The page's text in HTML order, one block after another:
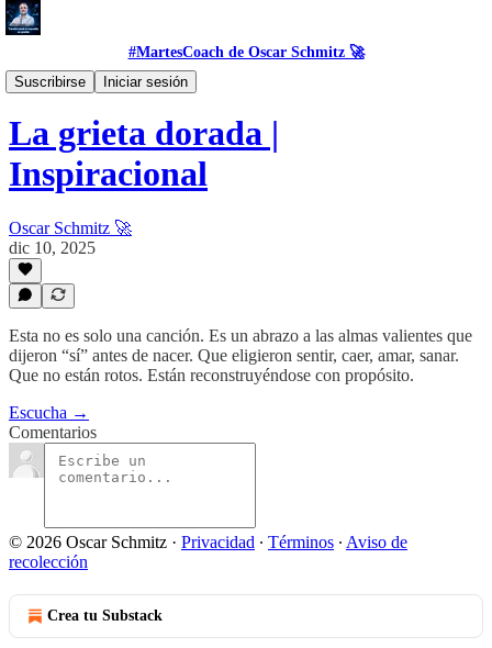
#MartesCoach de Oscar Schmitz 🚀
Suscribirse
Iniciar sesión
#Proposito
La grieta dorada |
Inspiracional
Oscar Schmitz 🚀
dic 10, 2025
Esta no es solo una canción. Es un abrazo a las almas valientes que
dijeron “sí” antes de nacer. Que eligieron sentir, caer, amar, sanar.
Que no están rotos. Están reconstruyéndose con propósito.
Escucha →
Comentarios
© 2026 Oscar Schmitz · Privacidad ∙ Términos ∙ Aviso de
recolección
Crea tu Substack